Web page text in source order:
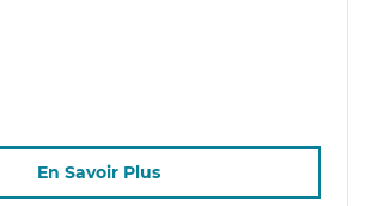
En Savoir Plus